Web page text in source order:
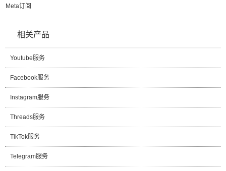
Meta订阅
相关产品
Youtube服务
Facebook服务
Instagram服务
Threads服务
TikTok服务
Telegram服务